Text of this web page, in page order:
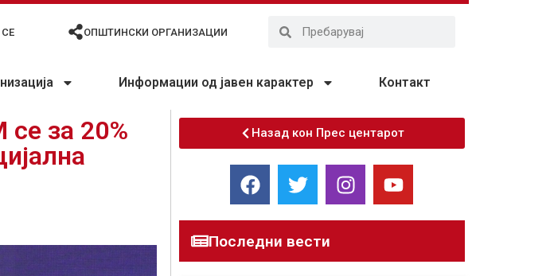
ОПШТИНСКИ ОРГАНИЗАЦИИ
Информации од јавен карактер Контакт
за 20%
Назад кон Прес центарот
Последни вести